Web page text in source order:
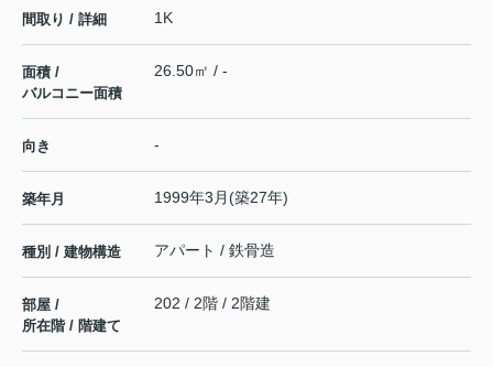
間取り / 詳細 1K
面積 /
バルコニー面積
26.50㎡ / -
向き -
築年月 1999年3月(築27年)
種別 / 建物構造 アパート / 鉄骨造
部屋 /
所在階 / 階建て
202 / 2階 / 2階建